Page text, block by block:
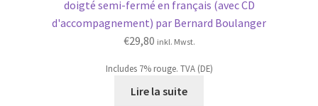
doigté semi-fermé en français (avec CD
d'accompagnement) par Bernard Boulanger
€29,80 inkl. Mwst.
Includes 7% rouge. TVA (DE)
Lire la suite